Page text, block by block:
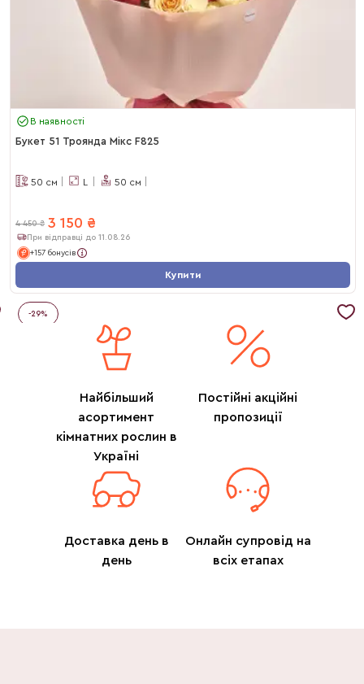
В наявності
Букет 51 Троянда Мікс F825
50 см L 50 см
4 450 ₴ 3 150 ₴
При відправці до 11.08.26
+157 бонусів
Купити
-29%
Найбільший
асортимент
кімнатних рослин в
Україні
Постійні акційні
пропозиції
Доставка день в
день
Онлайн супровід на
всіх етапах